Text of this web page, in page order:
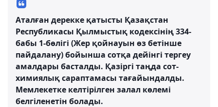
Аталған дерекке қатысты Қазақстан
Республикасы Қылмыстық кодексінің 334-
бабы 1-бөлігі (Жер қойнауын өз бетінше
пайдалану) бойынша сотқа дейінгі тергеу
амалдары басталды. Қазіргі таңда сот-
химиялық сараптамасы тағайындалды.
Мемлекетке келтірілген залал көлемі
белгіленетін болады.